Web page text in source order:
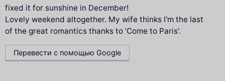
fixed it for sunshine in December!
Lovely weekend altogether. My wife thinks I'm the last
of the great romantics thanks to 'Come to Paris'.
Перевести с помощью Google